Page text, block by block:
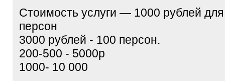
Стоимость услуги — 1000 рублей
персон
3000 рублей - 100 персон.
200-500 - 5000р
1000- 10 000